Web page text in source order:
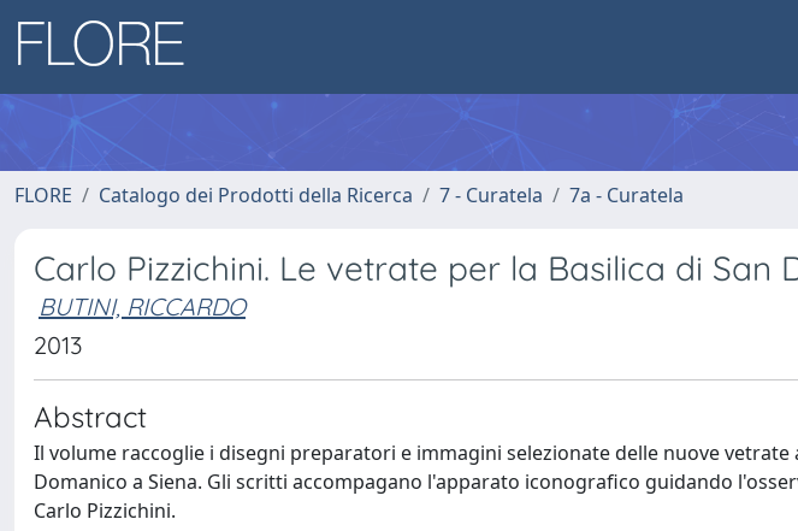
FLORE Catalogo dei Prodotti della Ricerca 7 - Curatela 7a - Curatela
Carlo Pizzichini. Le vetrate per la Basilica di San
BUTINI, RICCARDO
2013
Abstract
Il volume raccoglie i disegni preparatori e immagini selezionate delle nuove vetrate
Domanico a Siena. Gli scritti accompagano l'apparato iconografico guidando
Carlo Pizzichini.